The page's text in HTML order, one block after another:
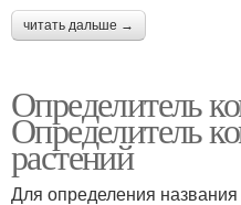
читать дальше →
Определитель
Определитель
растений
Для определения